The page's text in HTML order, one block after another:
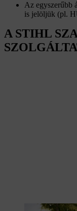
Az egyszerűbb
is jelöljük (pl.
A STIHL